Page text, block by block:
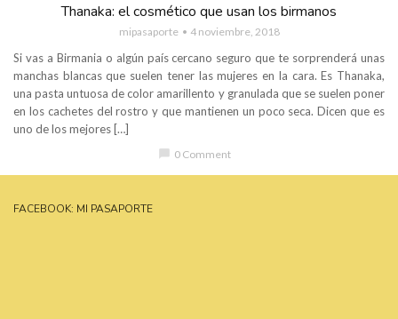
Thanaka: el cosmético que usan los birmanos
mipasaporte 4 noviembre, 2018
Si vas a Birmania o algún país cercano seguro que te sorprenderá unas
manchas blancas que suelen tener las mujeres en la cara. Es Thanaka,
una pasta untuosa de color amarillento y granulada que se suelen poner
en los cachetes del rostro y que mantienen un poco seca. Dicen que es
uno de los mejores […]
chat_bubble 0 Comment
FACEBOOK: MI PASAPORTE